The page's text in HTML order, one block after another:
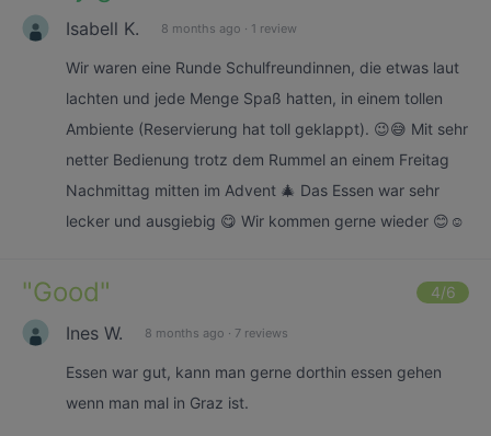
Isabell K. 8 months ago · 1 review
Wir waren eine Runde Schulfreundinnen, die etwas laut
lachten und jede Menge Spaß hatten, in einem tollen
Ambiente (Reservierung hat toll geklappt). 😉😅 Mit sehr
netter Bedienung trotz dem Rummel an einem Freitag
Nachmittag mitten im Advent 🎄 Das Essen war sehr
lecker und ausgiebig 😋 Wir kommen gerne wieder 😊☺️
"Good" 4/6
Ines W. 8 months ago · 7 reviews
Essen war gut, kann man gerne dorthin essen gehen
wenn man mal in Graz ist.